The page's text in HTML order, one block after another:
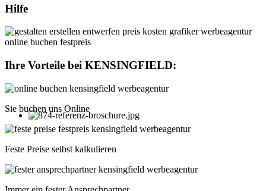
Hilfe
Ihre Vorteile bei KENSINGFIELD:
Sie buchen uns Online
Feste Preise selbst kalkulieren